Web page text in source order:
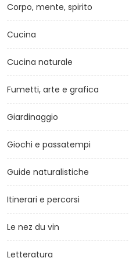
Corpo, mente, spirito
Cucina
Cucina naturale
Fumetti, arte e grafica
Giardinaggio
Giochi e passatempi
Guide naturalistiche
Itinerari e percorsi
Le nez du vin
Letteratura